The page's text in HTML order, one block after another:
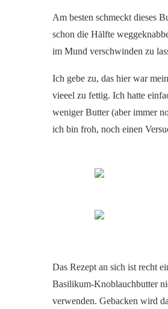
Am besten schmeckt dieses
schon die Hälfte
im Mund verschwinden zu
Ich gebe zu, das hier war
vieeel zu fettig. Ich hatte
weniger Butter (aber immer
ich bin froh, noch einen
Das Rezept an sich ist recht
Basilikum-Knoblauchbutter
verwenden. Gebacken wird